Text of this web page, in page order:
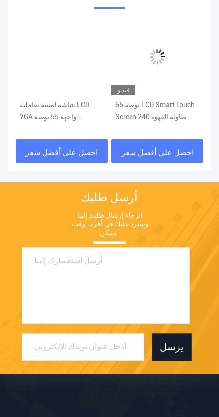
شاشة لمسة تعاملية LCD
VGA واجهة 55 بوصة
احصل على أفضل سعر
فيديو
65 بوصة LCD Smart Touch
Screen طاولة القهوة 240
احصل على أفضل سعر
أرسل طلبك
ممكن.
يرسل